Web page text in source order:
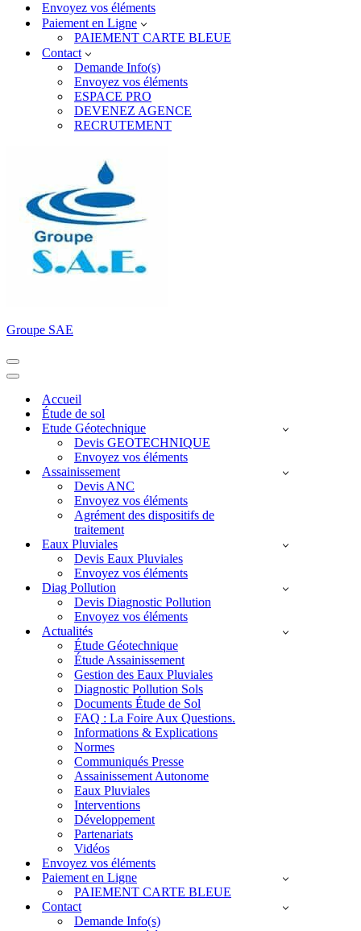
Envoyez vos éléments
Paiement en Ligne
PAIEMENT CARTE BLEUE
Contact
Demande Info(s)
Envoyez vos éléments
ESPACE PRO
DEVENEZ AGENCE
RECRUTEMENT
Groupe SAE
Menu
de
Menu
navigationAccueil
Étude de sol
Etude Géotechnique
Devis GEOTECHNIQUE
Envoyez vos éléments
Assainissement
Devis ANC
Envoyez vos éléments
Agrément des dispositifs de
traitement
Eaux Pluviales
Devis Eaux Pluviales
Envoyez vos éléments
Diag Pollution
Devis Diagnostic Pollution
Envoyez vos éléments
Actualités
Étude Géotechnique
Étude Assainissement
Gestion des Eaux Pluviales
Diagnostic Pollution Sols
Documents Étude de Sol
FAQ : La Foire Aux Questions.
Informations & Explications
Normes
Communiqués Presse
Assainissement Autonome
Eaux Pluviales
Interventions
Développement
Partenariats
Vidéos
Envoyez vos éléments
Paiement en Ligne
PAIEMENT CARTE BLEUE
Contact
Demande Info(s)